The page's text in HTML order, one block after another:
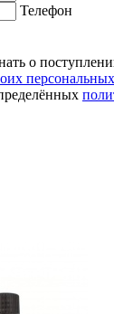
Телефон
о